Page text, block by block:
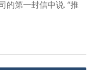
的第一封信中说. “推